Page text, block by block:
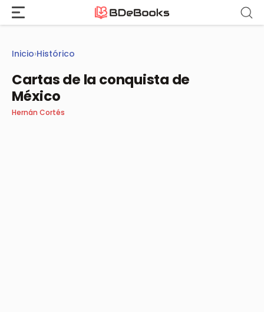
Saltar
contenido
Inicio›Histórico
Cartas de la conquista de
México
Hernán Cortés